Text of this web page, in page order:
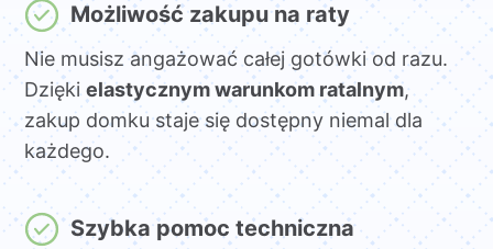
Możliwość zakupu na raty
Nie musisz angażować całej gotówki od razu.
Dziękielastycznym warunkom ratalnym,
zakup domku staje się dostępny niemal dla
każdego.
Szybka pomoc techniczna